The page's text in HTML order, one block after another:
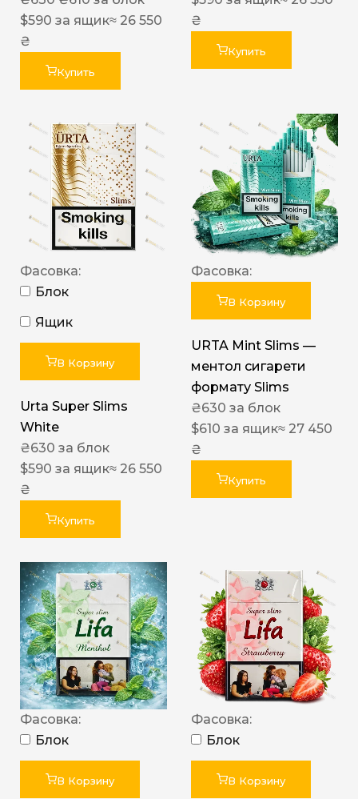
$590 за ящик≈ 26 550
₴
Купить
₴
Купить
Фасовка:
Блок
Ящик
В Корзину
Urta Super Slims
White
₴630 за блок
$590 за ящик≈ 26 550
₴
Купить
Фасовка:
В Корзину
URTA Mint Slims —
ментол сигарети
формату Slims
₴630 за блок
$610 за ящик≈ 27 450
₴
Купить
Фасовка:
Блок
В Корзину
Фасовка:
Блок
В Корзину